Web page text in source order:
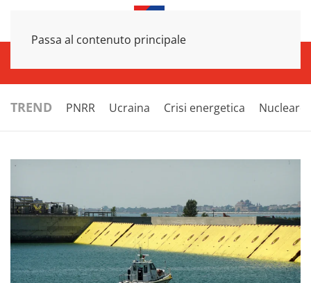
Passa al contenuto principale
TREND PNRR Ucraina Crisi energetica Nucleare